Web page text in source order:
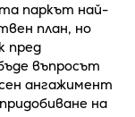
паркът най-
план, но
пред
въпросът
ангажимент
на